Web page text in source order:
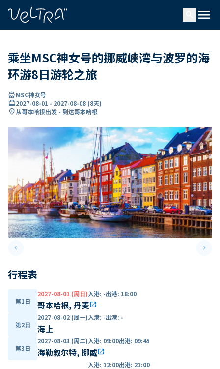
menu
乘坐MSC神女号的挪威峡湾与波罗的海
环游8日游轮之旅
directions_boatMSC神女号
card_travel2027-08-01 - 2027-08-08 (8天)
location_on从哥本哈根出发 - 到达哥本哈根
keyboard_arrow_leftPrevious slide keyboard_arrow_right
行程表
第1日
2027-08-01 (周日)入港: -出港: 18:00
哥本哈根, 丹麦open_in_new
第2日
2027-08-02 (周一)入港: -出港: -
海上
第3日
2027-08-03 (周二)入港: 09:00出港: 09:45
海勒叙尔特, 挪威open_in_new
入港: 12:00出港: 21:00